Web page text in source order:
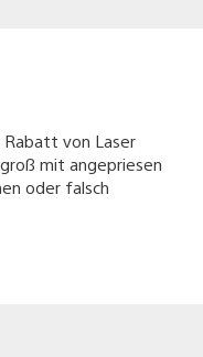
von Laser
mit angepriesen
oder falsch